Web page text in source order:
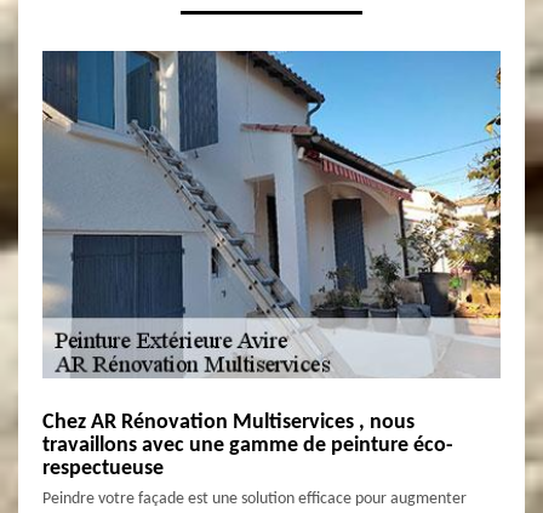
Chez AR Rénovation Multiservices , nous
travaillons avec une gamme de peinture éco-
respectueuse
Peindre votre façade est une solution efficace pour augmenter